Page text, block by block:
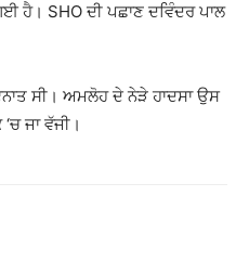
ਹੈ। SHO ਦੀ ਪਛਾਣ ਦਵਿੰਦਰ ਪਾਲ
ਸੀ। ਅਮਲੋਹ ਦੇ ਨੇੜੇ ਹਾਦਸਾ ਉਸ
ਜਾ ਵੱਜੀ।